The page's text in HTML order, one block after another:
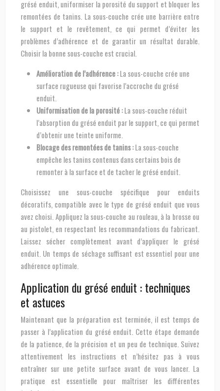
grésé enduit, uniformiser la porosité du support et bloquer les
remontées de tanins. La sous-couche crée une barrière entre
le support et le revêtement, ce qui permet d’éviter les
problèmes d’adhérence et de garantir un résultat durable.
Choisir la bonne sous-couche est crucial.
Amélioration de l’adhérence :La sous-couche crée une
surface rugueuse qui favorise l’accroche du grésé
enduit.
Uniformisation de la porosité :La sous-couche réduit
l’absorption du grésé enduit par le support, ce qui permet
d’obtenir une teinte uniforme.
Blocage des remontées de tanins :La sous-couche
empêche les tanins contenus dans certains bois de
remonter à la surface et de tacher le grésé enduit.
Choisissez une sous-couche spécifique pour enduits
décoratifs, compatible avec le type de grésé enduit que vous
avez choisi. Appliquez la sous-couche au rouleau, à la brosse ou
au pistolet, en respectant les recommandations du fabricant.
Laissez sécher complètement avant d’appliquer le grésé
enduit. Un temps de séchage suffisant est essentiel pour une
adhérence optimale.
Application du grésé enduit : techniques
et astuces
Maintenant que la préparation est terminée, il est temps de
passer à l’application du grésé enduit. Cette étape demande
de la patience, de la précision et un peu de technique. Suivez
attentivement les instructions et n’hésitez pas à vous
entraîner sur une petite surface avant de vous lancer. La
pratique est essentielle pour maîtriser les différentes